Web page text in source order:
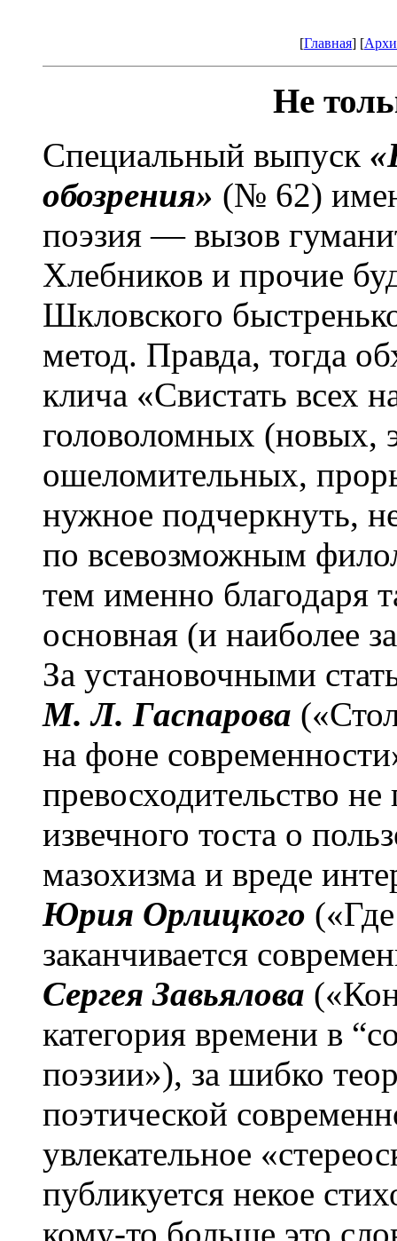
[Главная] [
Не
Специальный выпуск
обозрения» (№ 62)
поэзия — вызов
Хлебников и прочие
Шкловского
метод. Правда, тогда
клича «Свистать всех
головоломных (новых,
ошеломительных,
нужное подчеркнуть,
по всевозможным
тем именно благодаря
основная (и наиболее
За установочными
М. Л. Гаспарова
на фоне
превосходительство
извечного тоста о
мазохизма и вреде
Юрия Орлицкого
заканчивается
Сергея Завьялова
категория времени в
поэзии»), за шибко
поэтической
увлекательное
публикуется некое